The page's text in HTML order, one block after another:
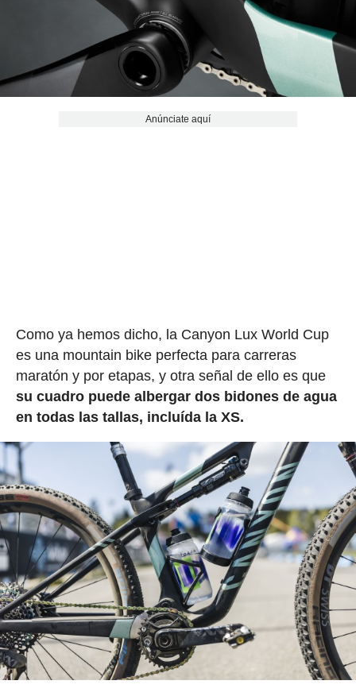
Anúnciate aquí
Como ya hemos dicho, la Canyon Lux World Cup
es una mountain bike perfecta para carreras
maratón y por etapas, y otra señal de ello es que
su cuadro puede albergar dos bidones de agua
en todas las tallas, incluída la XS.